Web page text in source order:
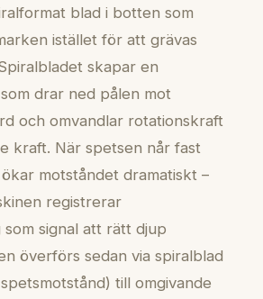
blad i botten som
istället för att grävas
skapar en
drar ned pålen mot
och omvandlar rotationskraft
kraft. När spetsen når fast
motståndet dramatiskt –
registrerar
signal att rätt djup
överförs sedan via spiralblad
till omgivande